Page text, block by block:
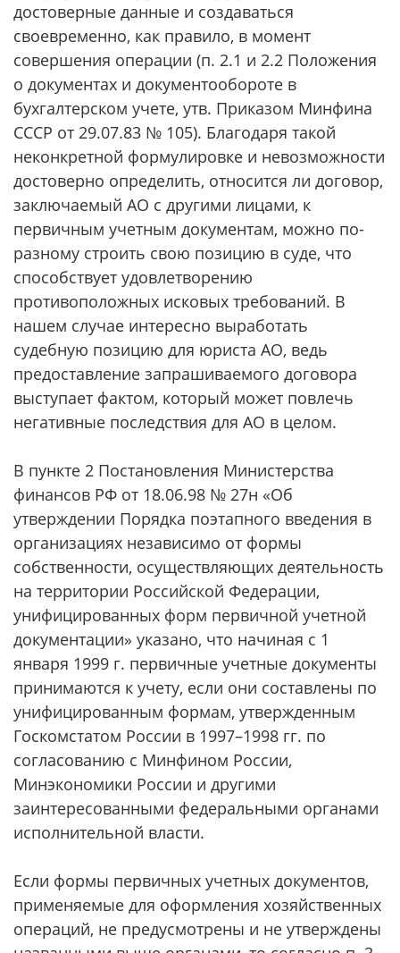
достоверные данные и создаваться
своевременно, как правило, в момент
совершения операции (п. 2.1 и 2.2 Положения
о документах и документообороте в
бухгалтерском учете, утв. Приказом Минфина
СССР от 29.07.83 № 105). Благодаря такой
неконкретной формулировке и невозможности
достоверно определить, относится ли договор,
заключаемый АО с другими лицами, к
первичным учетным документам, можно по-
разному строить свою позицию в суде, что
способствует удовлетворению
противоположных исковых требований. В
нашем случае интересно выработать
судебную позицию для юриста АО, ведь
предоставление запрашиваемого договора
выступает фактом, который может повлечь
негативные последствия для АО в целом.
В пункте 2 Постановления Министерства
финансов РФ от 18.06.98 № 27н «Об
утверждении Порядка поэтапного введения в
организациях независимо от формы
собственности, осуществляющих деятельность
на территории Российской Федерации,
унифицированных форм первичной учетной
документации» указано, что начиная с 1
января 1999 г. первичные учетные документы
принимаются к учету, если они составлены по
унифицированным формам, утвержденным
Госкомстатом России в 1997–1998 гг. по
согласованию с Минфином России,
Минэкономики России и другими
заинтересованными федеральными органами
исполнительной власти.
Если формы первичных учетных документов,
применяемые для оформления хозяйственных
операций, не предусмотрены и не утверждены